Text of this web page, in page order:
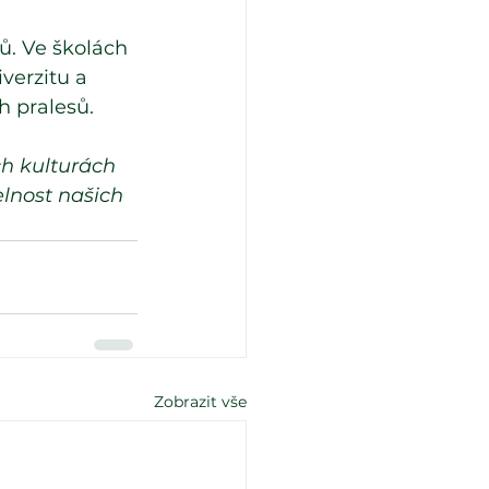
Ve školách
a
pralesů.
kulturách
našich
Zobrazit vše